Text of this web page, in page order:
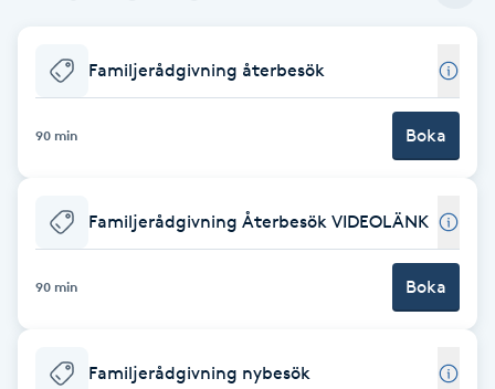
Balayage
Barber
Barnklippning
Familjerådgivning återbesök
90 min Boka
Familjerådgivning Återbesök VIDEOLÄNK
90 min Boka
Familjerådgivning nybesök